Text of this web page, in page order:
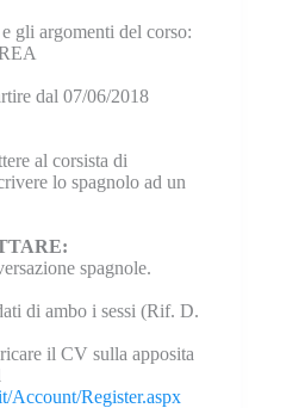
gli argomenti del corso:
dal 07/06/2018
al corsista di
lo spagnolo ad un
spagnole.
di ambo i sessi (Rif. D.
il CV sulla apposita
Account/Register.aspx